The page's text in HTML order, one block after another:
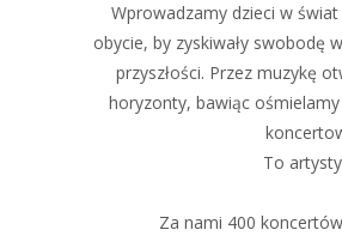
Wprowadzamy dzieci w
obycie, by zyskiwały swobodę
przyszłości. Przez muzykę
horyzonty, bawiąc
To
Za nami 400